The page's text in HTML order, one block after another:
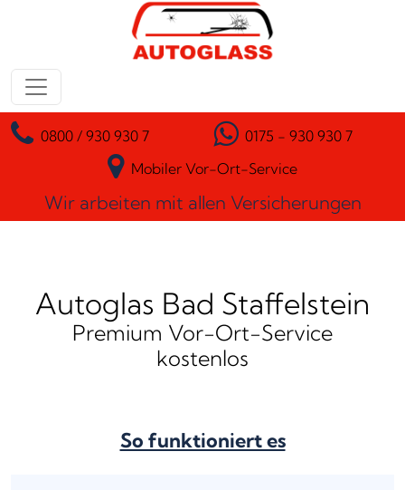
Zum Inhalt springen
Hauptnavigation
0800 / 930 930 7
0175 - 930 930 7
Mobiler Vor-Ort-Service
Wir arbeiten mit allen Versicherungen
Autoglas Bad Staffelstein
Premium Vor-Ort-Service
kostenlos
So funktioniert es